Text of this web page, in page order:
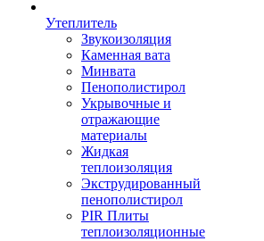
Утеплитель
Звукоизоляция
Каменная вата
Минвата
Пенополистирол
Укрывочные и
отражающие
материалы
Жидкая
теплоизоляция
Экструдированный
пенополистирол
PIR Плиты
теплоизоляционные